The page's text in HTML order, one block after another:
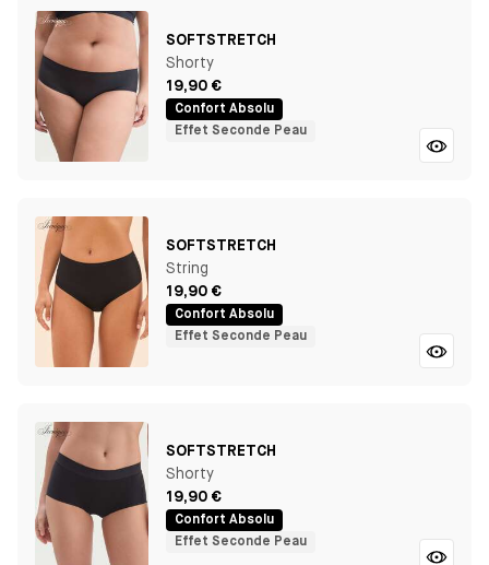
SOFTSTRETCH
Shorty
19,90 €
Confort Absolu
Effet Seconde Peau
SOFTSTRETCH
String
19,90 €
Confort Absolu
Effet Seconde Peau
SOFTSTRETCH
Shorty
19,90 €
Confort Absolu
Effet Seconde Peau